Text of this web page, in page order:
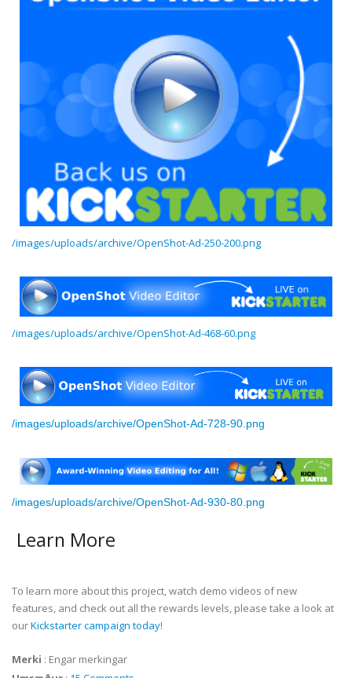
/images/uploads/archive/OpenShot-Ad-250-200.png
/images/uploads/archive/OpenShot-Ad-468-60.png
/images/uploads/archive/OpenShot-Ad-728-90.png
/images/uploads/archive/OpenShot-Ad-930-80.png
Learn More
To learn more about this project, watch demo videos of new
features, and check out all the rewards levels, please take a look at
ourKickstarter campaign today!
Merki : Engar merkingar